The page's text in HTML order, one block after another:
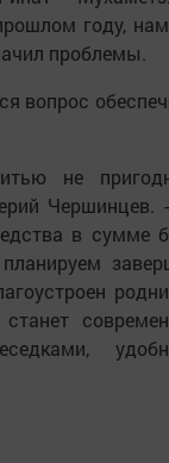
году,
проблемы.
вопрос
не
в сумме